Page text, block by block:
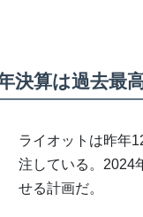
決算は過去最
ライオットは昨年
注している。2024
せる計画だ。